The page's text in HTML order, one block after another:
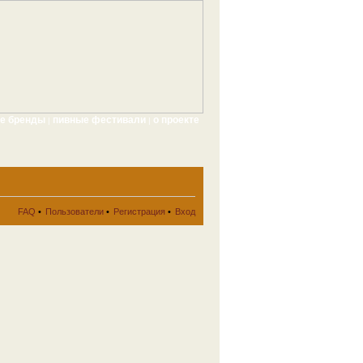
бренды пивные фестивали о проекте
FAQ • Пользователи • Регистрация • Вход